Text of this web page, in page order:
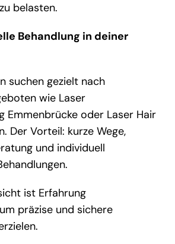
belasten.
Behandlung in deiner
suchen gezielt nach
wie Laser
Emmenbrücke oder Laser Hair
Der Vorteil: kurze Wege,
und individuell
ist Erfahrung
präzise und sichere